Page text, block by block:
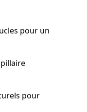
pour un
pour